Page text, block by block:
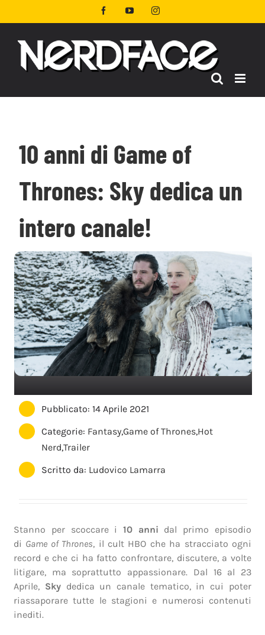
al
FacebookYouTubeInstagram
10 anni di Game of
Thrones: Sky dedica un
intero canale!
Pubblicato: 14 Aprile 2021
Categorie: Fantasy,Game of Thrones,Hot
Nerd,Trailer
Scritto da: Ludovico Lamarra
Stanno per scoccare i 10 anni dal primo episodio
di Game of Thrones, il cult HBO che ha stracciato ogni
record e che ci ha fatto confrontare, discutere, a volte
litigare, ma soprattutto appassionare. Dal 16 al 23
Aprile, Skydedica un canale tematico, in cui poter
riassaporare tutte le stagioni e numerosi contenuti
inediti.